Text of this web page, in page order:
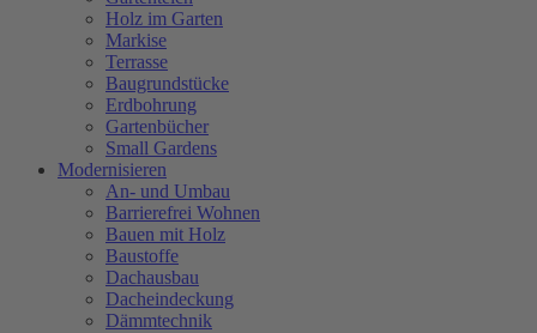
Holz im Garten
Markise
Terrasse
Baugrundstücke
Erdbohrung
Gartenbücher
Small Gardens
Modernisieren
An- und Umbau
Barrierefrei Wohnen
Bauen mit Holz
Baustoffe
Dachausbau
Dacheindeckung
Dämmtechnik